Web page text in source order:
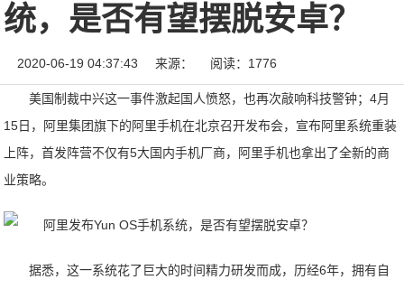
统，是否有望摆脱安卓？
2020-06-19 04:37:43 来源： 阅读：1776
美国制裁中兴这一事件激起国人愤怒，也再次敲响科技警钟；4月
15日，阿里集团旗下的阿里手机在北京召开发布会，宣布阿里系统重装
上阵，首发阵营不仅有5大国内手机厂商，阿里手机也拿出了全新的商
业策略。
据悉，这一系统花了巨大的时间精力研发而成，历经6年，拥有自